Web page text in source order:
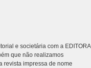
e societária com a EDITORA
que não realizamos
revista impressa de nome